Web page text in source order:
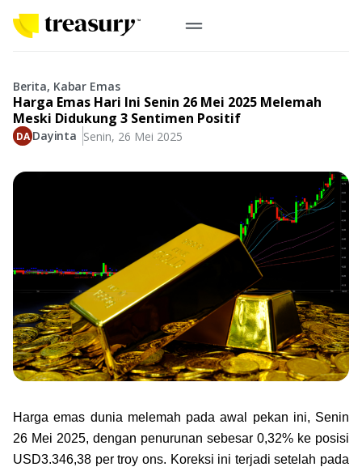
Emas Fisik
Logam Mulia
Koin Nusantara, Lunar & Custom
Perhiasan
From Story
Buyback
Jual emas kamu ke Treasury
Gold for Good
Berkontribusi pada hal yang benar-benar berarti
#BuatMasaDepan
Green Gold
Profile
Indonesia
Indonesia
Berita, Kabar Emas
Harga Emas Hari Ini Senin 26 Mei 2025 Melemah
Meski Didukung 3 Sentimen Positif
Dayinta Senin, 26 Mei 2025
Harga emas dunia melemah pada awal pekan ini, Senin
26 Mei 2025, dengan penurunan sebesar 0,32% ke posisi
USD3.346,38 per troy ons. Koreksi ini terjadi setelah pada